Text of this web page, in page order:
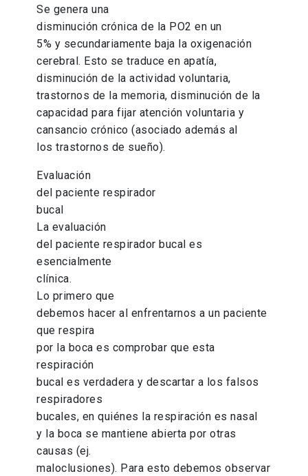
Se genera una
disminución crónica de la PO2 en un
5% y secundariamente baja la oxigenación
cerebral. Esto se traduce en apatía,
disminución de la actividad voluntaria,
trastornos de la memoria, disminución de la
capacidad para fijar atención voluntaria y
cansancio crónico (asociado además al
los trastornos de sueño).
Evaluación
del paciente respirador
bucal
La evaluación
del paciente respirador bucal es
esencialmente
clínica.
Lo primero que
debemos hacer al enfrentarnos a un paciente
que respira
por la boca es comprobar que esta
respiración
bucal es verdadera y descartar a los falsos
respiradores
bucales, en quiénes la respiración es nasal
y la boca se mantiene abierta por otras
causas (ej.
maloclusiones). Para esto debemos observar